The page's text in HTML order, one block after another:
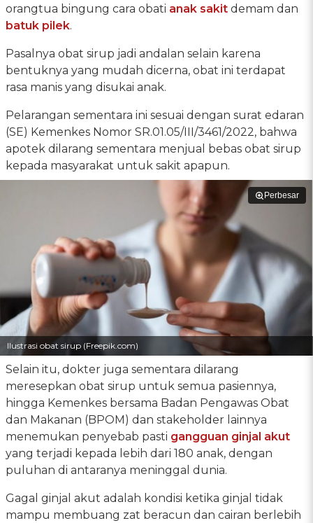
orangtua bingung cara obati anak sakit demam dan
batuk pilek.
Pasalnya obat sirup jadi andalan selain karena
bentuknya yang mudah dicerna, obat ini terdapat
rasa manis yang disukai anak.
Pelarangan sementara ini sesuai dengan surat edaran
(SE) Kemenkes Nomor SR.01.05/III/3461/2022, bahwa
apotek dilarang sementara menjual bebas obat sirup
kepada masyarakat untuk sakit apapun.
Perbesar
Ilustrasi obat sirup (Freepik.com)
Selain itu, dokter juga sementara dilarang
meresepkan obat sirup untuk semua pasiennya,
hingga Kemenkes bersama Badan Pengawas Obat
dan Makanan (BPOM) dan stakeholder lainnya
menemukan penyebab pasti gangguan ginjal akut
yang terjadi kepada lebih dari 180 anak, dengan
puluhan di antaranya meninggal dunia.
Gagal ginjal akut adalah kondisi ketika ginjal tidak
mampu membuang zat beracun dan cairan berlebih